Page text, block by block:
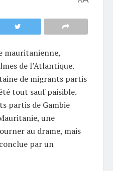
mauritanienne,
de l’Atlantique.
de migrants partis
tout sauf paisible.
partis de Gambie
une
au drame, mais
par un